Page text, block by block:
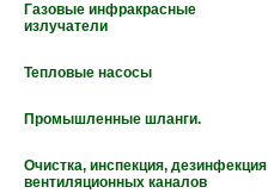
Газовые инфракрасные
излучатели
Тепловые насосы
Промышленные шланги.
Очистка, инспекция, дезинфекция
вентиляционных каналов